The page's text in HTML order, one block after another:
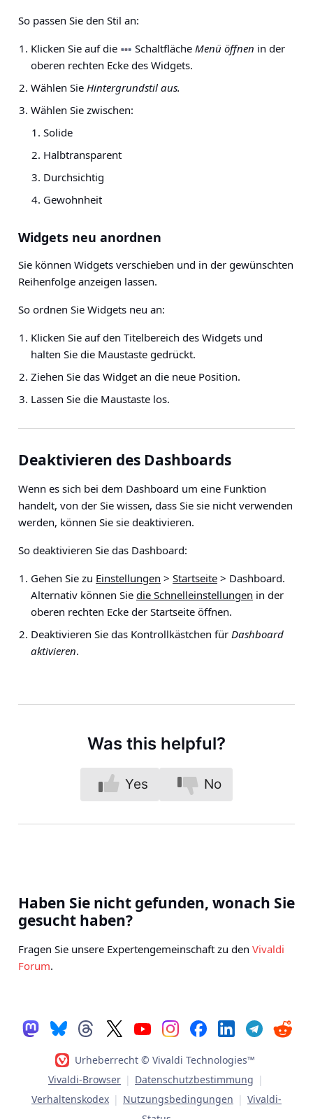
So passen Sie den Stil an:
Klicken Sie auf die
Schaltfläche Menü öffnen in der
oberen rechten Ecke des Widgets.
Wählen Sie Hintergrundstil aus.
Wählen Sie zwischen:
Solide
Halbtransparent
Durchsichtig
Gewohnheit
Widgets neu anordnen
Sie können Widgets verschieben und in der gewünschten
Reihenfolge anzeigen lassen.
So ordnen Sie Widgets neu an:
Klicken Sie auf den Titelbereich des Widgets und
halten Sie die Maustaste gedrückt.
Ziehen Sie das Widget an die neue Position.
Lassen Sie die Maustaste los.
Deaktivieren des Dashboards
Wenn es sich bei dem Dashboard um eine Funktion
handelt, von der Sie wissen, dass Sie sie nicht verwenden
werden, können Sie sie deaktivieren.
So deaktivieren Sie das Dashboard:
Gehen Sie zu Einstellungen > Startseite > Dashboard.
Alternativ können Sie die Schnelleinstellungen in der
oberen rechten Ecke der Startseite öffnen.
Deaktivieren Sie das Kontrollkästchen für Dashboard
aktivieren.
Was this helpful?
Yes No
Haben Sie nicht gefunden, wonach Sie
gesucht haben?
Fragen Sie unsere Expertengemeinschaft zu den Vivaldi
Forum.
Urheberrecht © Vivaldi Technologies™
Vivaldi-Browser | Datenschutzbestimmung |
Verhaltenskodex | Nutzungsbedingungen | Vivaldi-